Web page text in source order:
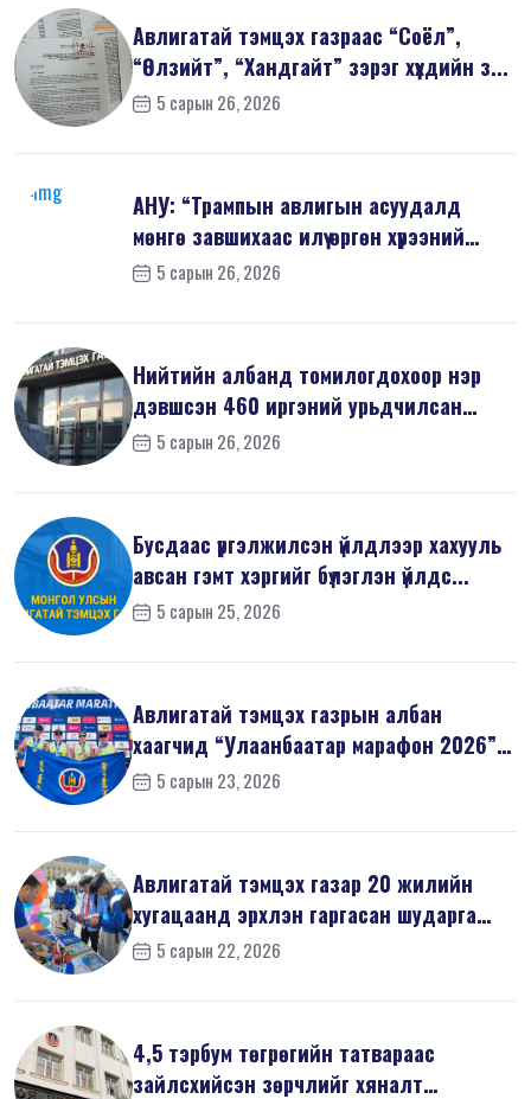
Авлигатай тэмцэх газраас “Соёл”,
“Өлзийт”, “Хандгайт” зэрэг хүүхдийн з...
5 сарын 26, 2026
АНУ: “Трампын авлигын асуудалд
мөнгө завшихаас илүү өргөн хүрээний
шин...
5 сарын 26, 2026
Нийтийн албанд томилогдохоор нэр
дэвшсэн 460 иргэний урьдчилсан
мэдүүл...
5 сарын 26, 2026
Бусдаас үргэлжилсэн үйлдлээр хахууль
авсан гэмт хэргийг бүлэглэн үйлдс...
5 сарын 25, 2026
Авлигатай тэмцэх газрын албан
хаагчид “Улаанбаатар марафон 2026”-
д оро...
5 сарын 23, 2026
Авлигатай тэмцэх газар 20 жилийн
хугацаанд эрхлэн гаргасан шударга
ёсн...5 сарын 22, 2026
4,5 тэрбум төгрөгийн татвараас
зайлсхийсэн зөрчлийг хяналт